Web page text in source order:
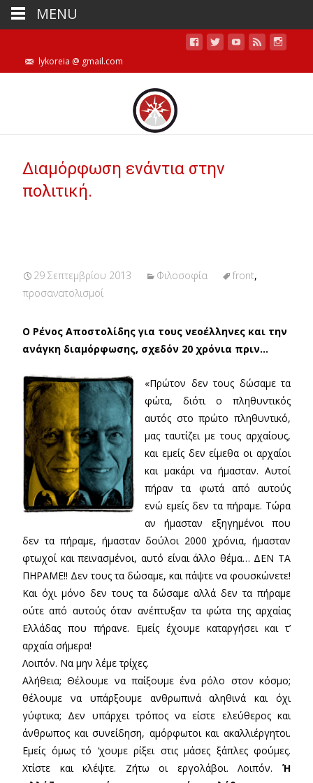
lykoreia @ gmail.com
Διαμόρφωση ενάντια στην
πολιτική.
29 Σεπτεμβρίου 2013 Φιλοσοφία front,
προσανατολισμοί
Ο Ρένος Αποστολίδης για τους νεοέλληνες και την
ανάγκη διαμόρφωσης, σχεδόν 20 χρόνια πριν…
«Πρώτον δεν τους δώσαμε τα
φώτα, διότι ο πληθυντικός
αυτός στο πρώτο πληθυντικό,
μας ταυτίζει με τους αρχαίους,
και εμείς δεν είμεθα οι αρχαίοι
και μακάρι να ήμασταν. Αυτοί
πήραν τα φωτά από αυτούς
ενώ εμείς δεν τα πήραμε. Τώρα
αν ήμασταν εξηγημένοι που
δεν τα πήραμε, ήμασταν δούλοι 2000 χρόνια, ήμασταν
φτωχοί και πεινασμένοι, αυτό είναι άλλο θέμα… ΔΕΝ ΤΑ
ΠΗΡΑΜΕ!! Δεν τους τα δώσαμε, και πάψτε να φουσκώνετε!
Και όχι μόνο δεν τους τα δώσαμε αλλά δεν τα πήραμε
ούτε από αυτούς όταν ανέπτυξαν τα φώτα της αρχαίας
Ελλάδας που πήρανε. Εμείς έχουμε καταργήσει και τ’
αρχαία σήμερα!
Λοιπόν. Να μην λέμε τρίχες.
Αλήθεια; Θέλουμε να παίξουμε ένα ρόλο στον κόσμο;
θέλουμε να υπάρξουμε ανθρωπινά αληθινά και όχι
γύφτικα; Δεν υπάρχει τρόπος να είστε ελεύθερος και
άνθρωπος και συνείδηση, αμόρφωτοι και ακαλλιέργητοι.
Εμείς όμως τό ‘χουμε ρίξει στις μάσες ξάπλες φούμες.
Χτίστε και κλέψτε. Ζήτω οι εργολάβοι. Λοιπόν. Ή
MENU